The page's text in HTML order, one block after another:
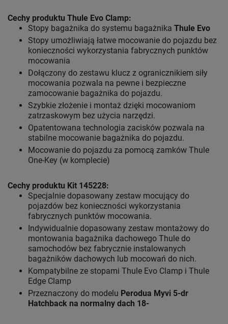
Cechy produktu Thule Evo Clamp:
Stopy bagażnika do systemu bagażnika Thule Evo
Stopy umożliwiają łatwe mocowanie do pojazdu bez
konieczności wykorzystania fabrycznych punktów
mocowania
Dołączony do zestawu klucz z ogranicznikiem siły
mocowania pozwala na pewne i bezpieczne
zamocowanie bagażnika do pojazdu.
Szybkie złożenie i montaż dzięki mocowaniom
zatrzaskowym bez użycia narzędzi.
Opatentowana technologia zacisków pozwala na
stabilne mocowanie bagażnika do pojazdu.
Mocowanie do pojazdu za pomocą zamków Thule
One-Key (w komplecie)
Cechy produktu Kit 145228:
Specjalnie dopasowany zestaw mocujący do
pojazdów bez konieczności wykorzystania
fabrycznych punktów mocowania.
Indywidualnie dopasowany zestaw montażowy do
montowania bagażnika dachowego Thule do
samochodów bez fabrycznie instalowanych
bagażników dachowych lub mocowań do nich.
Kompatybilne ze stopami Thule Evo Clamp i Thule
Edge Clamp
Przeznaczony do modelu Perodua Myvi 5-dr
Hatchback na normalny dach 18-